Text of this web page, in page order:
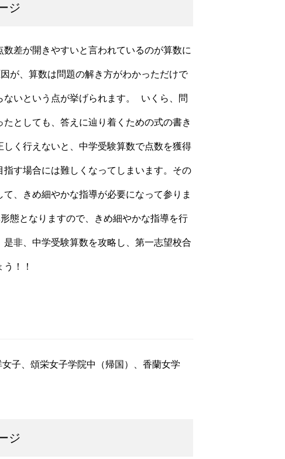
ジ
差が開きやすいと言われているのが算数に
が、算数は問題の解き方がわかっただけで
ないという点が挙げられます。 いくら、問
としても、答えに辿り着くための式の書き
く行えないと、中学受験算数で点数を獲得
す場合には難しくなってしまいます。その
、きめ細やかな指導が必要になって参りま
態となりますので、きめ細やかな指導を行
是非、中学受験算数を攻略し、第一志望校合
！！
女子、頌栄女子学院中（帰国）、香蘭女学
ジ